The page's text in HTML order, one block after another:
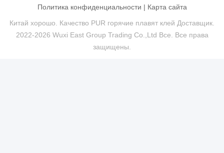
Политика конфиденциальности | Карта сайта
Китай хорошо. Качество PUR горячие плавят клей Доставщик.
2022-2026 Wuxi East Group Trading Co.,Ltd Все. Все права
защищены.